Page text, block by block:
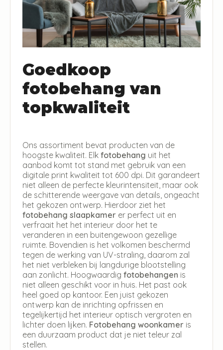
Goedkoop
fotobehang van
topkwaliteit
Ons assortiment bevat producten van de
hoogste kwaliteit. Elk fotobehang uit het
aanbod komt tot stand met gebruik van een
digitale print kwaliteit tot 600 dpi. Dit garandeert
niet alleen de perfecte kleurintensiteit, maar ook
de schitterende weergave van details, ongeacht
het gekozen ontwerp. Hierdoor ziet het
fotobehang slaapkamer er perfect uit en
verfraait het het interieur door het te
veranderen in een buitengewoon gezellige
ruimte. Bovendien is het volkomen beschermd
tegen de werking van UV-straling, daarom zal
het niet verbleken bij langdurige blootstelling
aan zonlicht. Hoogwaardig fotobehangen is
niet alleen geschikt voor in huis. Het past ook
heel goed op kantoor. Een juist gekozen
ontwerp kan de inrichting opfrissen en
tegelijkertijd het interieur optisch vergroten en
lichter doen lijken. Fotobehang woonkamer is
een duurzaam product dat je niet teleur zal
stellen.